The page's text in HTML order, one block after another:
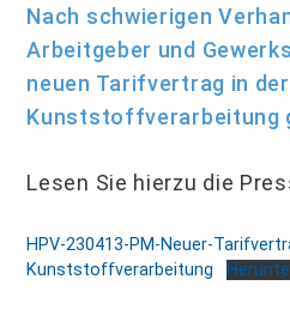
Nach schwierigen
Arbeitgeber und
neuen Tarifvertrag in der
Kunststoffverarbeitung
Lesen Sie hierzu die
HPV-230413-PM-Neuer-
Kunststoffverarbeitung